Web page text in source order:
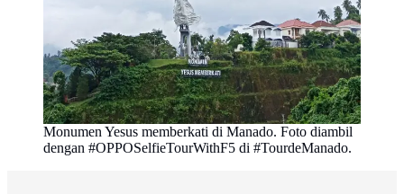
Monumen Yesus memberkati di Manado. Foto diambil
dengan #OPPOSelfieTourWithF5 di #TourdeManado.